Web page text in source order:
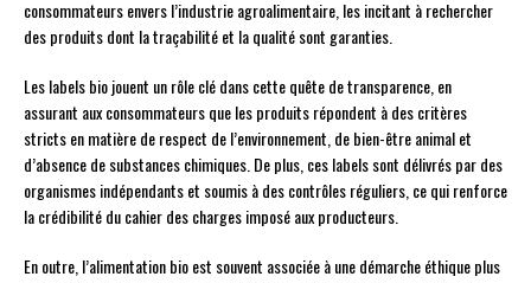
consommateurs envers l’industrie agroalimentaire, les incitant à rechercher
des produits dont la traçabilité et la qualité sont garanties.
Les labels bio jouent un rôle clé dans cette quête de transparence, en
assurant aux consommateurs que les produits répondent à des critères
stricts en matière de respect de l’environnement, de bien-être animal et
d’absence de substances chimiques. De plus, ces labels sont délivrés par des
organismes indépendants et soumis à des contrôles réguliers, ce qui renforce
la crédibilité du cahier des charges imposé aux producteurs.
En outre, l’alimentation bio est souvent associée à une démarche éthique plus